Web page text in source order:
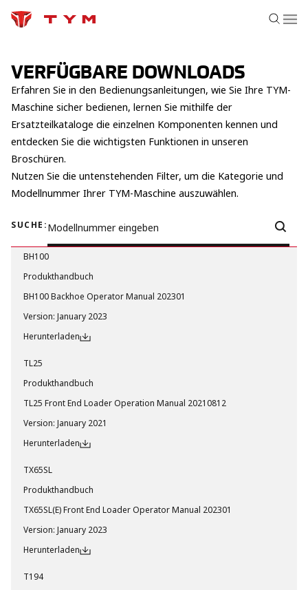
VERFÜGBARE DOWNLOADS
Erfahren Sie in den Bedienungsanleitungen, wie Sie Ihre TYM-
Maschine sicher bedienen, lernen Sie mithilfe der
Ersatzteilkataloge die einzelnen Komponenten kennen und
entdecken Sie die wichtigsten Funktionen in unseren
Broschüren.
Nutzen Sie die untenstehenden Filter, um die Kategorie und
Modellnummer Ihrer TYM-Maschine auszuwählen.
SUCHE:
BH100
Produkthandbuch
BH100 Backhoe Operator Manual 202301
Version: January 2023
Herunterladen
TL25
Produkthandbuch
TL25 Front End Loader Operation Manual 20210812
Version: January 2021
Herunterladen
TX65SL
Produkthandbuch
TX65SL(E) Front End Loader Operator Manual 202301
Version: January 2023
Herunterladen
T194